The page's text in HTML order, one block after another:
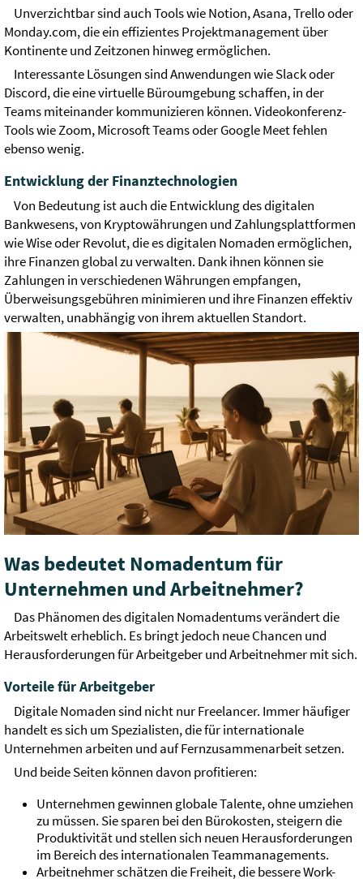
Unverzichtbar sind auch Tools wie Notion, Asana, Trello oder
Monday.com, die ein effizientes Projektmanagement über
Kontinente und Zeitzonen hinweg ermöglichen.
Interessante Lösungen sind Anwendungen wie Slack oder
Discord, die eine virtuelle Büroumgebung schaffen, in der
Teams miteinander kommunizieren können. Videokonferenz-
Tools wie Zoom, Microsoft Teams oder Google Meet fehlen
ebenso wenig.
Entwicklung der Finanztechnologien
Von Bedeutung ist auch die Entwicklung des digitalen
Bankwesens, von Kryptowährungen und Zahlungsplattformen
wie Wise oder Revolut, die es digitalen Nomaden ermöglichen,
ihre Finanzen global zu verwalten. Dank ihnen können sie
Zahlungen in verschiedenen Währungen empfangen,
Überweisungsgebühren minimieren und ihre Finanzen effektiv
verwalten, unabhängig von ihrem aktuellen Standort.
Was bedeutet Nomadentum für
Unternehmen und Arbeitnehmer?
Das Phänomen des digitalen Nomadentums verändert die
Arbeitswelt erheblich. Es bringt jedoch neue Chancen und
Herausforderungen für Arbeitgeber und Arbeitnehmer mit sich.
Vorteile für Arbeitgeber
Digitale Nomaden sind nicht nur Freelancer. Immer häufiger
handelt es sich um Spezialisten, die für internationale
Unternehmen arbeiten und auf Fernzusammenarbeit setzen.
Und beide Seiten können davon profitieren:
Unternehmen gewinnen globale Talente, ohne umziehen
zu müssen. Sie sparen bei den Bürokosten, steigern die
Produktivität und stellen sich neuen Herausforderungen
im Bereich des internationalen Teammanagements.
Arbeitnehmer schätzen die Freiheit, die bessere Work-